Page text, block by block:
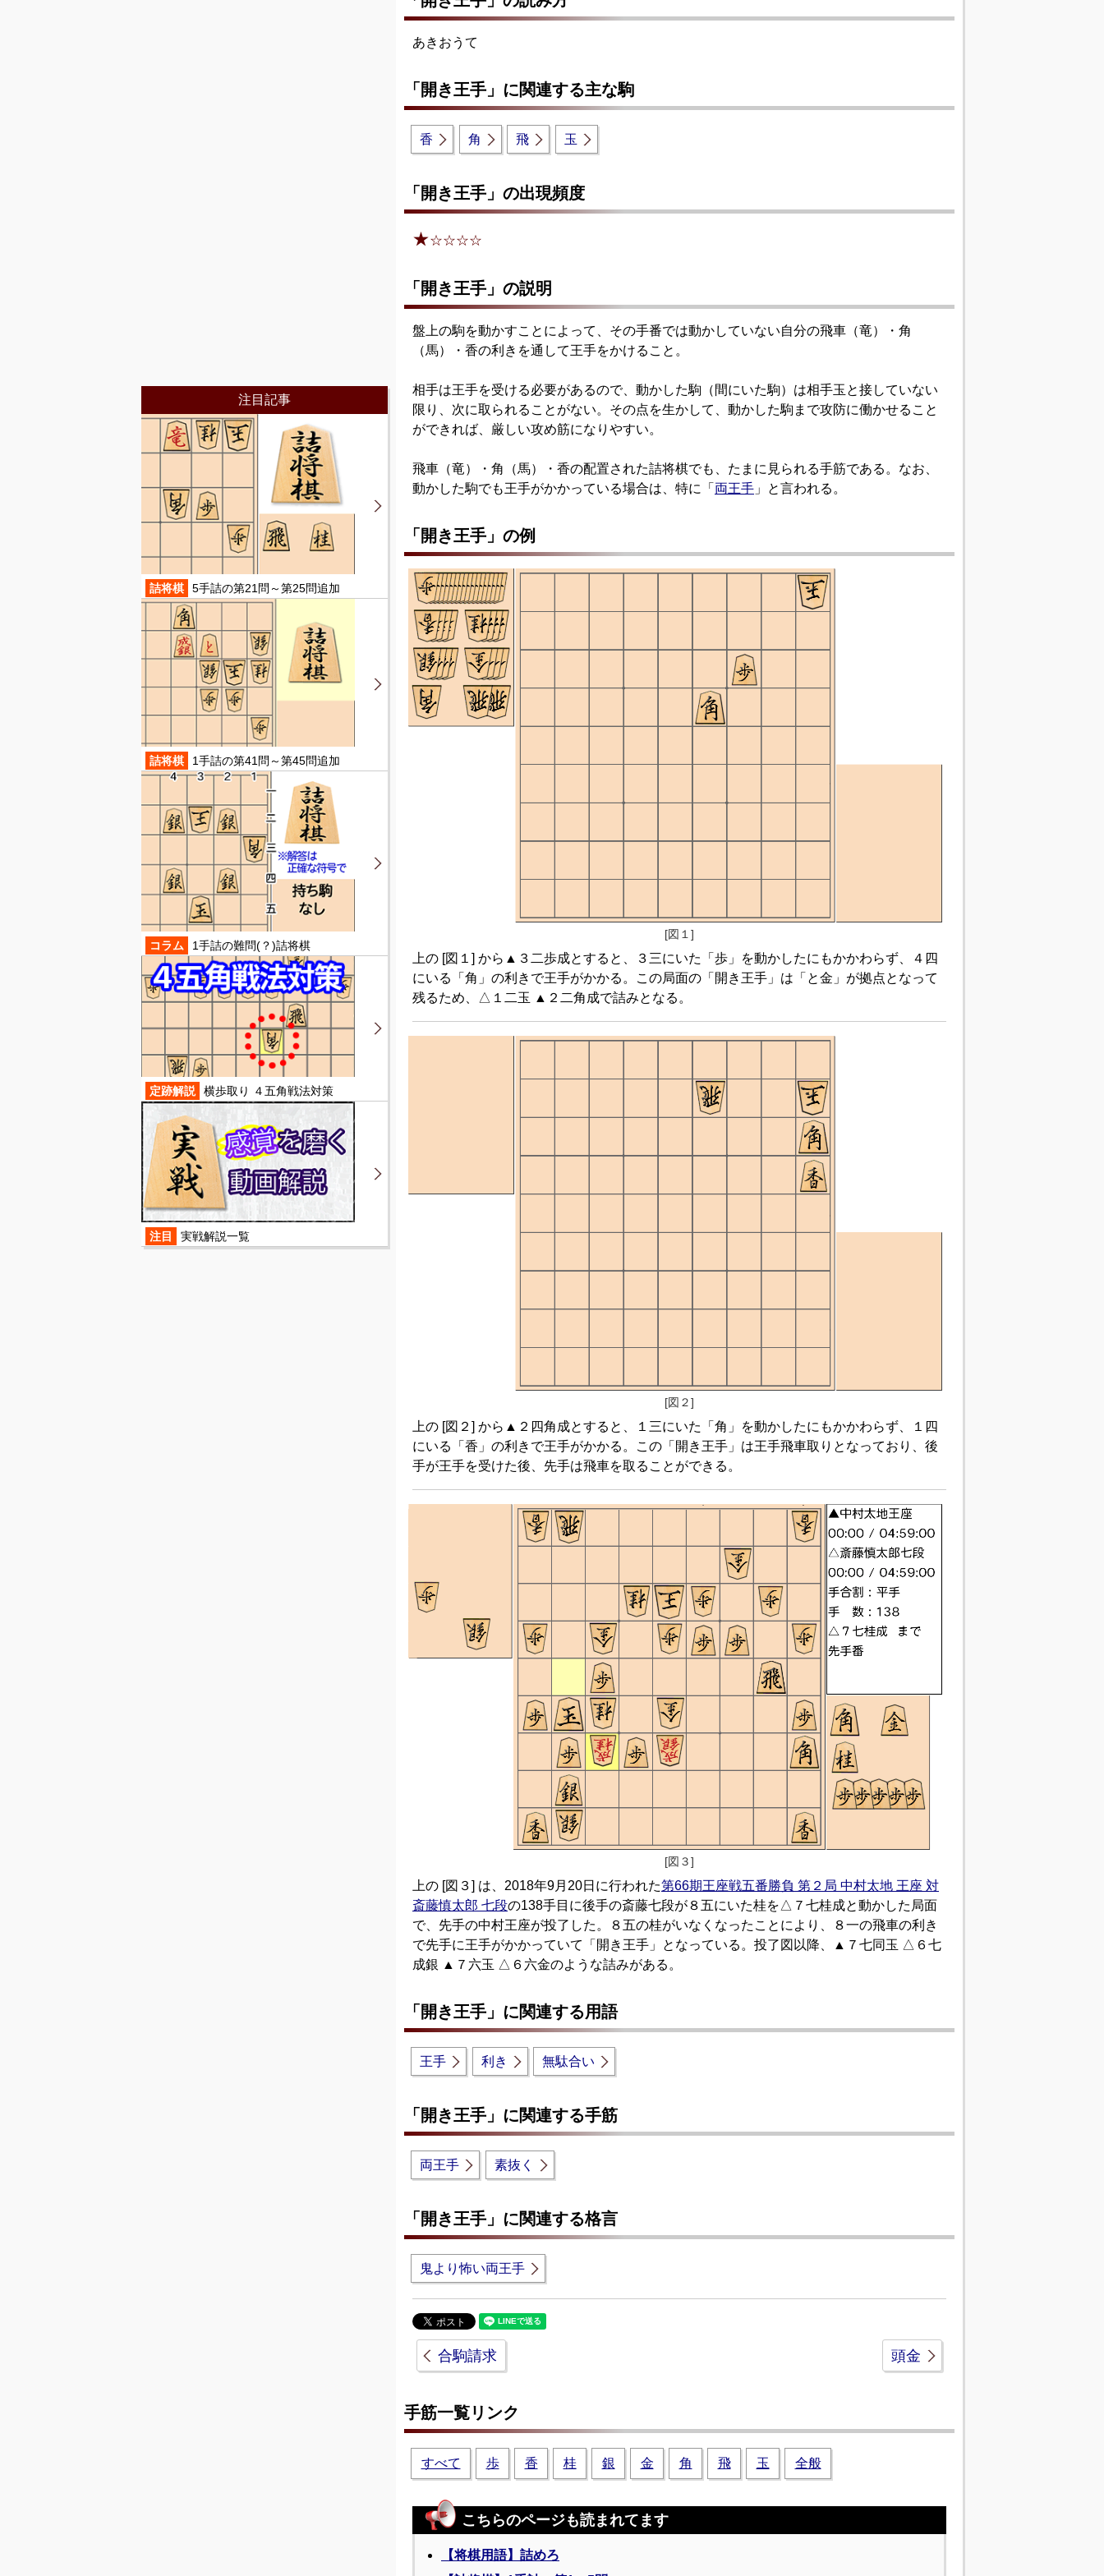
あきおうて
「開き王手」に関連する主な駒
香 角 飛 玉
「開き王手」の出現頻度
★☆☆☆☆
「開き王手」の説明
盤上の駒を動かすことによって、その手番では動かしていない自分の飛車（竜）・角
（馬）・香の利きを通して王手をかけること。
相手は王手を受ける必要があるので、動かした駒（間にいた駒）は相手玉と接していない
限り、次に取られることがない。その点を生かして、動かした駒まで攻防に働かせること
ができれば、厳しい攻め筋になりやすい。
飛車（竜）・角（馬）・香の配置された詰将棋でも、たまに見られる手筋である。なお、
動かした駒でも王手がかかっている場合は、特に「 両王手 」と言われる。
「開き王手」の例
[図１]
上の [図１] から▲３二歩成とすると、３三にいた「歩」を動かしたにもかかわらず、４四
にいる「角」の利きで王手がかかる。この局面の「開き王手」は「と金」が拠点となって
残るため、△１二玉 ▲２二角成で詰みとなる。
[図２]
上の [図２] から▲２四角成とすると、１三にいた「角」を動かしたにもかかわらず、１四
にいる「香」の利きで王手がかかる。この「開き王手」は王手飛車取りとなっており、後
手が王手を受けた後、先手は飛車を取ることができる。
[図３]
上の [図３] は、2018年9月20日に行われた第66期王座戦五番勝負 第２局 中村太地 王座 対
斎藤慎太郎 七段の138手目に後手の斎藤七段が８五にいた桂を△７七桂成と動かした局面
で、先手の中村王座が投了した。８五の桂がいなくなったことにより、８一の飛車の利き
で先手に王手がかかっていて「開き王手」となっている。投了図以降、▲７七同玉 △６七
成銀 ▲７六玉 △６六金のような詰みがある。
「開き王手」に関連する用語
王手 利き 無駄合い
「開き王手」に関連する手筋
両王手 素抜く
「開き王手」に関連する格言
鬼より怖い両王手
合駒請求 頭金
手筋一覧リンク
すべて 歩 香 桂 銀 金 角 飛 玉 全般
こちらのページも読まれてます
【将棋用語】詰めろ
注目記事
詰将棋 5手詰の第21問～第25問追加
詰将棋 1手詰の第41問～第45問追加
コラム 1手詰の難問(？)詰将棋
定跡解説 横歩取り ４五角戦法対策
注目 実戦解説一覧